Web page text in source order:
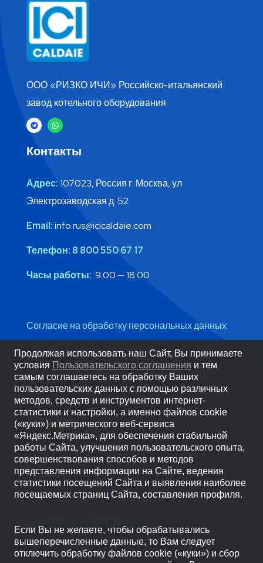
ООО «РИЗКО ИЧИ» Российско-итальянский
завод котельного оборудования
Контакты
Адрес:107023, Россия г. Москва, ул.
Электрозаводская д. 52
Email:info.rus@icicaldaie.com
Телефон: 8 800 550 67 17
Часы работы: 9:00 — 18:00
Согласие на обработку персональных данных
Пользовательское соглашение
Политика обработки персональных данных
Каталог
Водогрейные котлы
Паровые котлы
Вспомогательное оборудование
Горелки
Продолжая использовать наш Сайт, Вы принимаете
условия Пользовательского соглашения и тем
самым соглашаетесь на обработку Ваших
пользовательских данных с помощью различных
методов, средств и инструментов интернет-
статистики и настройки, а именно файлов cookie
(«куки») и метрического веб-сервиса
«Яндекс.Метрика», для обеспечения стабильной
работы Сайта, улучшения пользовательского опыта,
совершенствования способов и методов
представления информации на Сайте, ведения
статистики посещений Сайта и выявления наиболее
посещаемых страниц Сайта, составления профиля.
Если Вы не желаете, чтобы обрабатывались
вышеперечисленные данные, то Вам следует
отключить обработку файлов cookie («куки») и сбор